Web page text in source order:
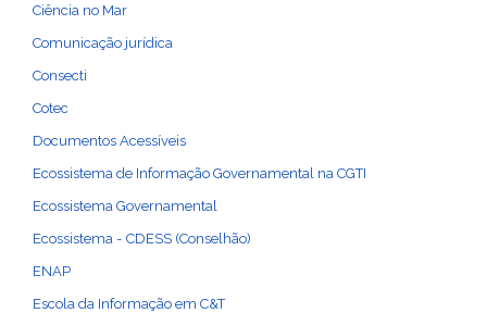
Ciência no Mar
Comunicação jurídica
Consecti
Cotec
Documentos Acessíveis
Ecossistema de Informação Governamental na CGTI
Ecossistema Governamental
Ecossistema - CDESS (Conselhão)
ENAP
Escola da Informação em C&T